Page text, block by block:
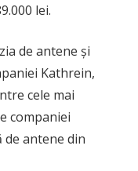
lei.
de antene și
Kathrein,
cele mai
companiei
de antene din